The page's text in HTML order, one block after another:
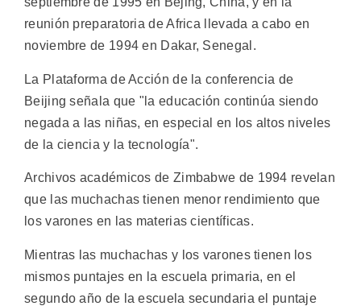
reunión preparatoria de Africa llevada a cabo en
noviembre de 1994 en Dakar, Senegal.
La Plataforma de Acción de la conferencia de
Beijing señala que "la educación continúa siendo
negada a las niñas, en especial en los altos niveles
de la ciencia y la tecnología".
Archivos académicos de Zimbabwe de 1994 revelan
que las muchachas tienen menor rendimiento que
los varones en las materias científicas.
Mientras las muchachas y los varones tienen los
mismos puntajes en la escuela primaria, en el
segundo año de la escuela secundaria el puntaje